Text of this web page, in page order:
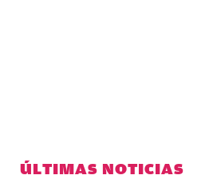
ÚLTIMAS NOTICIAS